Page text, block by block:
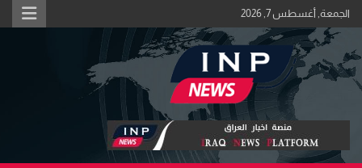
Skip
to
content
الجمعة, أغسطس 7, 2026
منصة اخبار العراق
اكبر منصة خبرية في العراق | #الحقيقة_اولاً